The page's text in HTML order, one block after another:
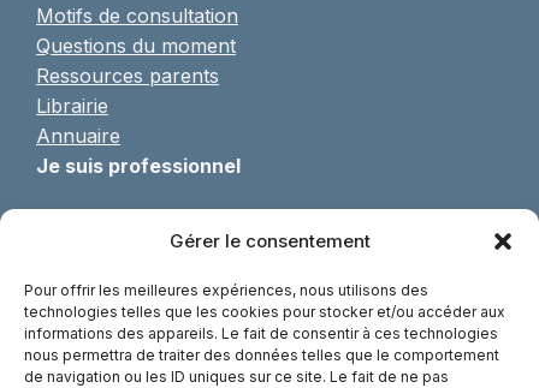
Gérer le consentement
Pour offrir les meilleures expériences, nous utilisons des
technologies telles que les cookies pour stocker et/ou accéder aux
informations des appareils. Le fait de consentir à ces technologies
nous permettra de traiter des données telles que le comportement
de navigation ou les ID uniques sur ce site. Le fait de ne pas
Motifs de consultation
Questions du moment
Ressources parents
Librairie
Annuaire
Je suis professionnel
Formulaire d’adhésion
Formations continues
Actualités
Agenda des congrès
Communiqués de presse